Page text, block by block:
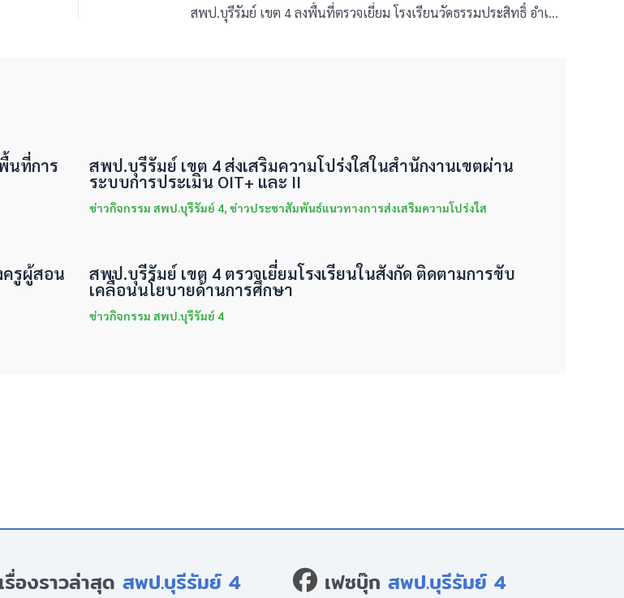
สพป.บุรีรัมย์ เขต 4 ลงพื้นที่ตรวจเยี่ยม โรงเรียนวัดธรรมประสิทธิ์ อำเภอพุทไธสง
นที่การ สพป.บุรีรัมย์ เขต 4 ส่งเสริมความโปร่งใสในสำนักงานเขตผ่าน
ระบบการประเมิน OIT+ และ II
ข่าวกิจกรรม สพป.บุรีรัมย์ 4, ข่าวประชาสัมพันธ์แนวทางการส่งเสริมความโปร่งใส
ครูผู้สอน สพป.บุรีรัมย์ เขต 4 ตรวจเยี่ยมโรงเรียนในสังกัด ติดตามการขับ
เคลื่อนนโยบายด้านการศึกษา
ข่าวกิจกรรม สพป.บุรีรัมย์ 4
เรื่องราวล่าสุด สพป.บุรีรัมย์ 4 เฟซบุ๊ก สพป.บุรีรัมย์ 4